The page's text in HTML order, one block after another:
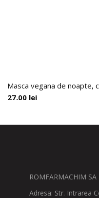
Masca vegana de noapte,
27.00 lei
ROMFARMACHIM SA
Adresa: Str. Intrarea